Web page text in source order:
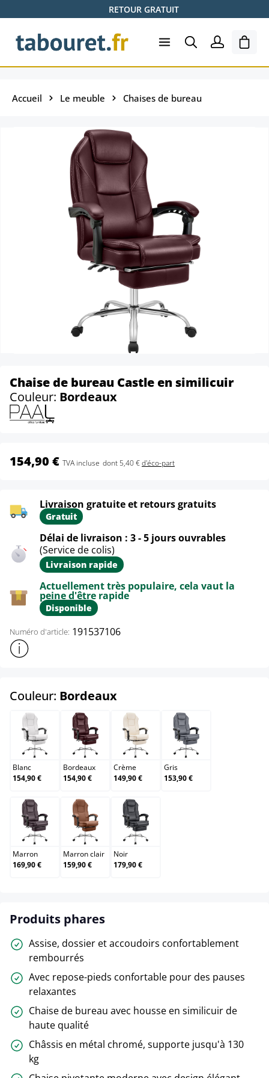
Passer au contenu principalRETOUR GRATUIT
Le
Accueil Le meuble Chaises de bureau
Chaise de bureau Castle en similicuir
Couleur: Bordeaux
154,90 € TVA incluse dont 5,40 €d'éco-part
Livraison gratuite et retours gratuits
Gratuit
Délai de livraison : 3 - 5 jours ouvrables
(Service de colis)
Livraison rapide
Actuellement très populaire, cela vaut la
peine d'être rapide
Disponible
Numéro d'article: 191537106
Afficher plus d'informations sur le produit
Couleur: Bordeaux
Blanc
Blanc
154,90 €
Bordeaux
Bordeaux
154,90 €
Crème
Crème
149,90 €
Gris
Gris
153,90 €
Marron
Marron
169,90 €
Marron clair
Marron clair
159,90 €
Noir
Noir
179,90 €
Produits phares
Assise, dossier et accoudoirs confortablement
rembourrés
Avec repose-pieds confortable pour des pauses
relaxantes
Chaise de bureau avec housse en similicuir de
haute qualité
Châssis en métal chromé, supporte jusqu'à 130
kg